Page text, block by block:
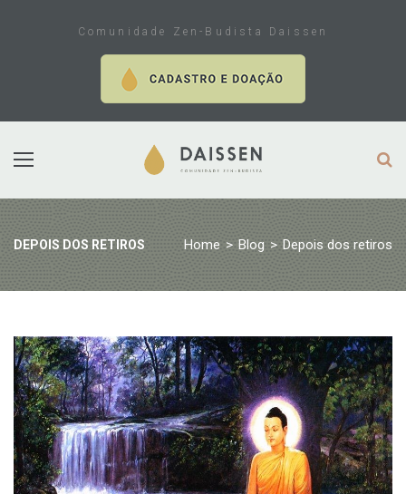
Comunidade Zen-Budista Daissen
DEPOIS DOS RETIROS Home > Blog > Depois dos retiros